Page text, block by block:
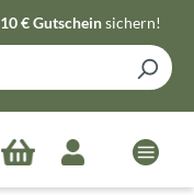
10 € Gutscheinsichern!